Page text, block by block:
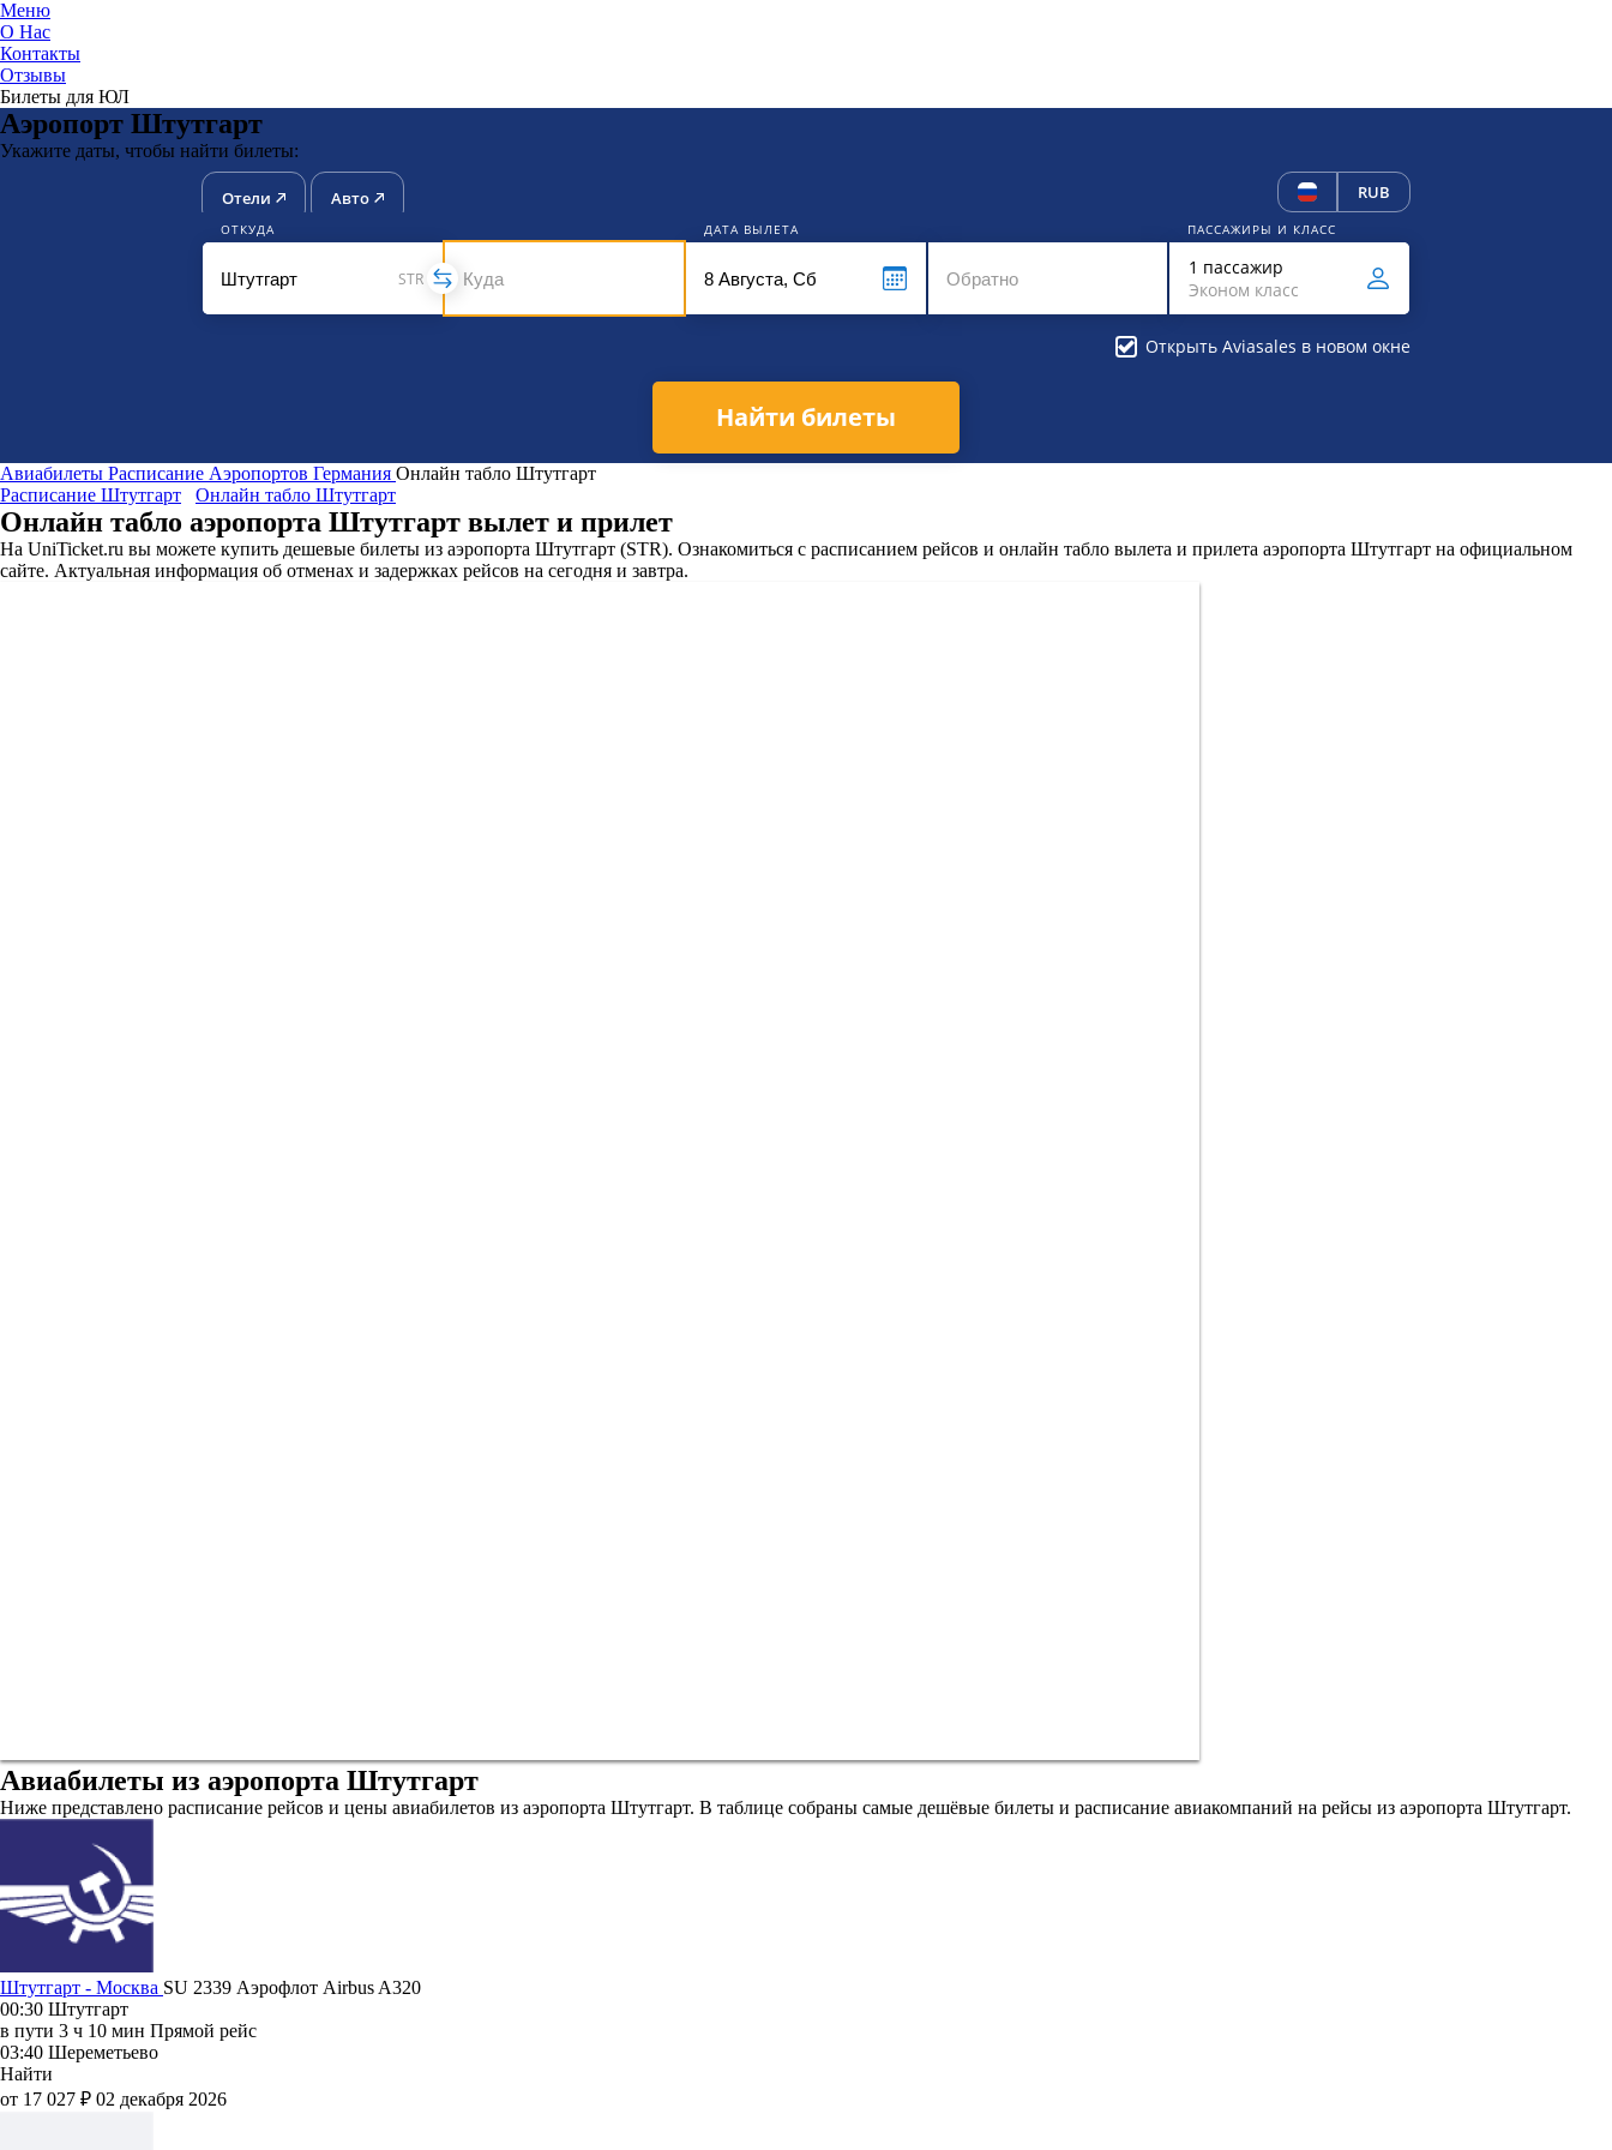
ЮниТикет
Меню
О Нас
Контакты
Отзывы
Билеты для ЮЛ
Аэропорт Штутгарт
Укажите даты, чтобы найти билеты:
Отели Авто RUB
ОТКУДА
STR
ДАТА ВЫЛЕТА ПАССАЖИРЫ И КЛАСС
1 пассажир
Эконом класс
Открыть Aviasales в новом окне
Найти билеты
Авиабилеты Расписание Аэропортов Германия Онлайн табло Штутгарт
Расписание Штутгарт
Онлайн табло Штутгарт
Онлайн табло аэропорта Штутгарт вылет и прилет
На UniTicket.ru вы можете купить дешевые билеты из аэропорта Штутгарт (STR). Ознакомиться с расписанием рейсов и онлайн табло вылета и прилета аэропорта Штутгарт на официальном
сайте. Актуальная информация об отменах и задержках рейсов на сегодня и завтра.
Авиабилеты из аэропорта Штутгарт
Ниже представлено расписание рейсов и цены авиабилетов из аэропорта Штутгарт. В таблице собраны самые дешёвые билеты и расписание авиакомпаний на рейсы из аэропорта Штутгарт.
Штутгарт - Москва SU 2339 Аэрофлот Airbus A320
00:30 Штутгарт
в пути 3 ч 10 мин Прямой рейс
03:40 Шереметьево
Найти
от 17 027 ₽ 02 декабря 2026